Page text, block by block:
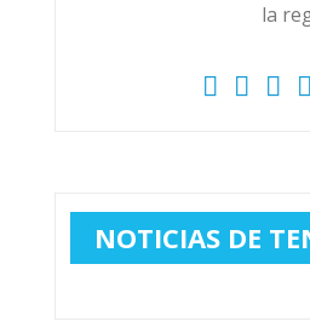
la
NOTICIAS DE